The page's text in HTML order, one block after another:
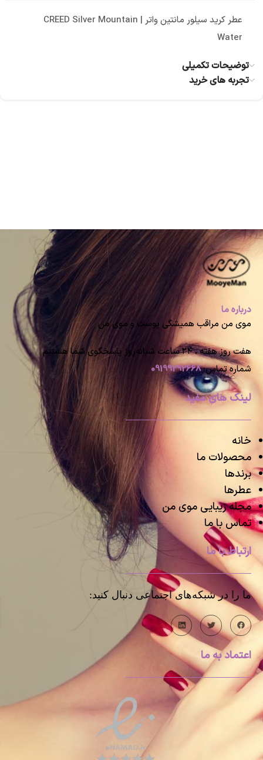
عطر کرید سیلور مانتین واتر | CREED Silver Mountain
Water
توضیحات تکمیلی
تجربه های خرید
درباره ما
موی من مراقب همیشگی پوست و موی من
هفت روز هفته ، ۲۴ ساعت شبانه‌روز پاسخگوی شما هستیم
شماره تماس:09199292668
لینک های مفید
خانه
محصولات ما
برندها
عطرها
مجله زیبایی موی من
تماس با ما
ارتباط با ما
ما را در شبکه‌های اجتماعی دنبال کنید:
اعتماد به ما